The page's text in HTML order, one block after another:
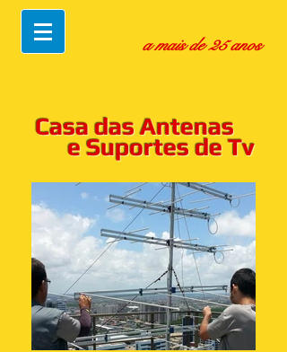
a mais de 25 anos
Casa das Antenas
e Suportes de Tv